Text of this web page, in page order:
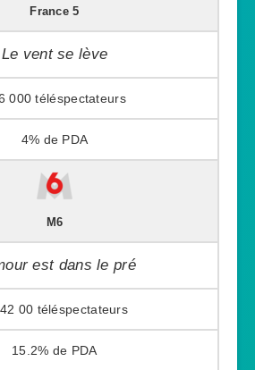
France 5
Le vent se lève
000
4%
M6
est dans le pré
00
15.2%